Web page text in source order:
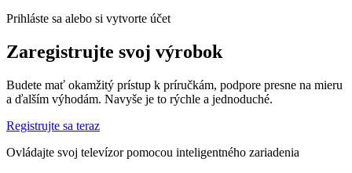
Prihláste sa alebo si vytvorte účet
Zaregistrujte svoj výrobok
Budete mať okamžitý prístup k príručkám, podpore presne na mieru
a ďalším výhodám. Navyše je to rýchle a jednoduché.
Registrujte sa teraz
Ovládajte svoj televízor pomocou inteligentného zariadenia